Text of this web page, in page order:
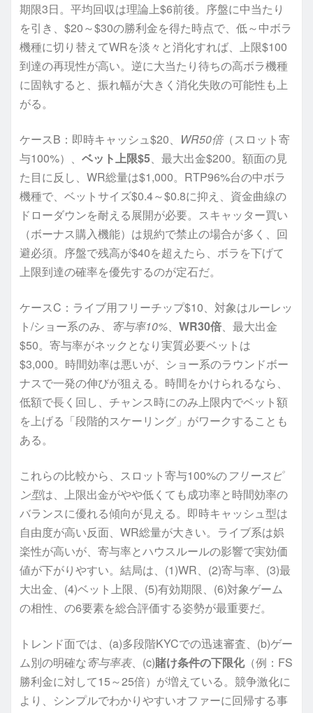
期限3日。平均回収は理論上$6前後。序盤に中当たり
を引き、$20～$30の勝利金を得た時点で、低～中ボラ
機種に切り替えてWRを淡々と消化すれば、上限$100
到達の再現性が高い。逆に大当たり待ちの高ボラ機種
に固執すると、振れ幅が大きく消化失敗の可能性も上
がる。
ケースB：即時キャッシュ$20、 WR50倍（スロット寄
与100%）、 ベット上限$5、最大出金$200。額面の見
た目に反し、WR総量は$1,000。RTP96%台の中ボラ
機種で、ベットサイズ$0.4～$0.8に抑え、資金曲線の
ドローダウンを耐える展開が必要。スキャッター買い
（ボーナス購入機能）は規約で禁止の場合が多く、回
避必須。序盤で残高が$40を超えたら、ボラを下げて
上限到達の確率を優先するのが定石だ。
ケースC：ライブ用フリーチップ$10、対象はルーレッ
ト/ショー系のみ、 寄与率10%、 WR30倍、最大出金
$50。寄与率がネックとなり実質必要ベットは
$3,000。時間効率は悪いが、ショー系のラウンドボー
ナスで一発の伸びが狙える。時間をかけられるなら、
低額で長く回し、チャンス時にのみ上限内でベット額
を上げる「段階的スケーリング」がワークすることも
ある。
これらの比較から、スロット寄与100%のフリースピ
ン型は、上限出金がやや低くても成功率と時間効率の
バランスに優れる傾向が見える。即時キャッシュ型は
自由度が高い反面、WR総量が大きい。ライブ系は娯
楽性が高いが、寄与率とハウスルールの影響で実効価
値が下がりやすい。結局は、(1)WR、(2)寄与率、(3)最
大出金、(4)ベット上限、(5)有効期限、(6)対象ゲーム
の相性、の6要素を総合評価する姿勢が最重要だ。
トレンド面では、(a)多段階KYCでの迅速審査、(b)ゲー
ム別の明確な寄与率表、(c)賭け条件の下限化（例：FS
勝利金に対して15～25倍）が増えている。競争激化に
より、シンプルでわかりやすいオファーに回帰する事